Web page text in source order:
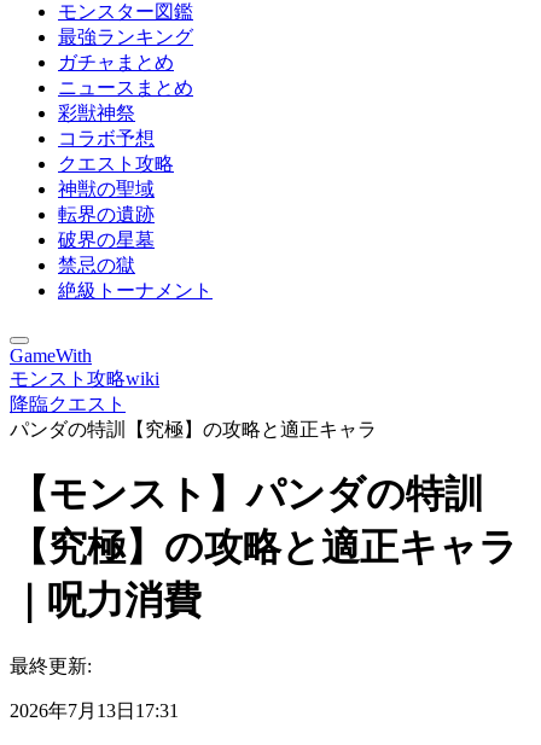
モンスター図鑑
最強ランキング
ガチャまとめ
ニュースまとめ
彩獣神祭
コラボ予想
クエスト攻略
神獣の聖域
転界の遺跡
破界の星墓
禁忌の獄
絶級トーナメント
GameWith
モンスト攻略wiki
降臨クエスト
パンダの特訓【究極】の攻略と適正キャラ
【モンスト】パンダの特訓
【究極】の攻略と適正キャラ
｜呪力消費
最終更新:
2026年7月13日17:31